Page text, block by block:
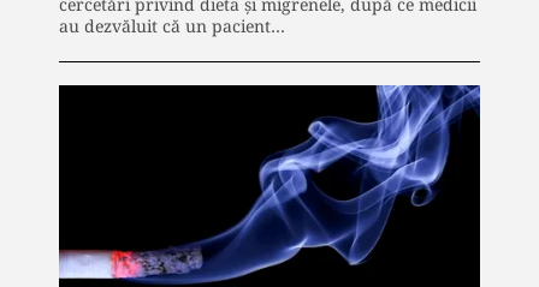
au dezvăluit că un pacient…